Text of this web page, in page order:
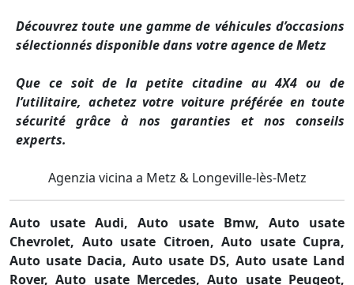
Découvrez toute une gamme de véhicules d’occasions
sélectionnés disponible dans votre agence de Metz
Que ce soit de la petite citadine au 4X4 ou de
l’utilitaire, achetez votre voiture préférée en toute
sécurité grâce à nos garanties et nos conseils
experts.
Agenzia vicina a Metz & Longeville-lès-Metz
Auto usate Audi,Auto usate Bmw, Auto usate
Chevrolet, Auto usate Citroen, Auto usate Cupra,
Auto usate Dacia, Auto usate DS, Auto usate Land
Rover,Auto usate Mercedes,Auto usate Peugeot,